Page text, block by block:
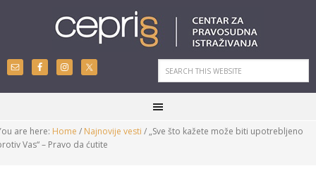
are here: Home / Najnovije vesti / „Sve što kažete može biti upotrebljeno
Vas“ – Pravo da ćutite